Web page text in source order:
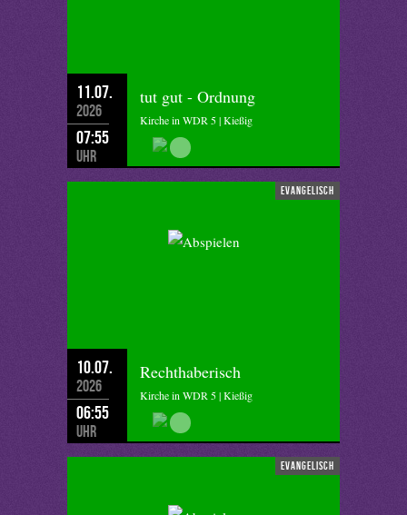
11.07.
2026
07:55
Uhr
tut gut - Ordnung
Kirche in WDR 5 | Kießig
evangelisch
10.07.
2026
06:55
Uhr
Rechthaberisch
Kirche in WDR 5 | Kießig
evangelisch